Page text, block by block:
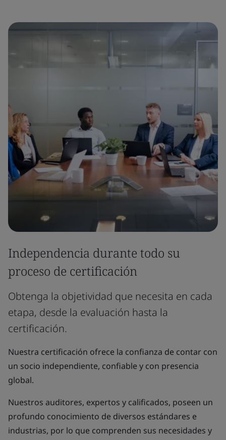
Independencia durante todo su
proceso de certificación
Obtenga la objetividad que necesita en cada
etapa, desde la evaluación hasta la
certificación.
Nuestra certificación ofrece la confianza de contar con
un socio independiente, confiable y con presencia
global.
Nuestros auditores, expertos y calificados, poseen un
profundo conocimiento de diversos estándares e
industrias, por lo que comprenden sus necesidades y